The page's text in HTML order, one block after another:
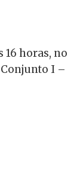
16 horas, no
I –